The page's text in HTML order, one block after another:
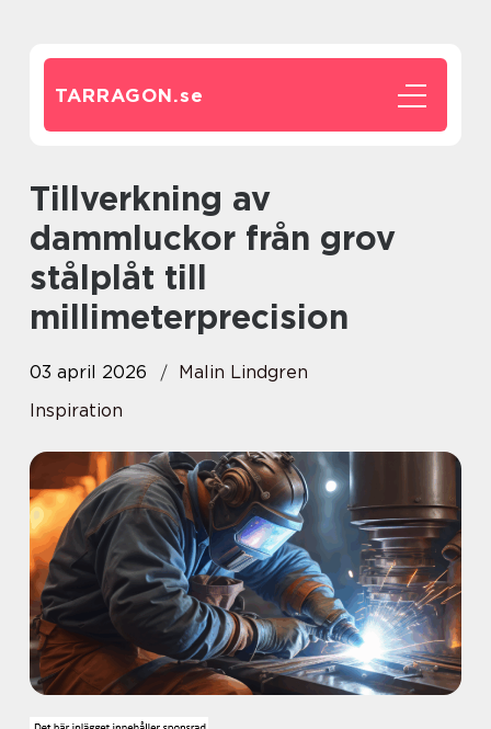
TARRAGON.se
Tillverkning av
dammluckor från grov
stålplåt till
millimeterprecision
03 april 2026
Malin Lindgren
Inspiration